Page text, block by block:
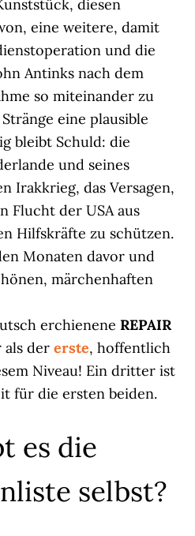
diesen
eine weitere, damit
und die
Antinks nach dem
so miteinander zu
eine plausible
bleibt Schuld: die
und seines
Irakkrieg, das Versagen,
Flucht der USA aus
Hilfskräfte zu schützen.
Monaten davor und
märchenhaften
erchieneneREPAIR
als dererste, hoffentlich
Niveau! Ein dritter ist
für die ersten beiden.
es die
selbst?